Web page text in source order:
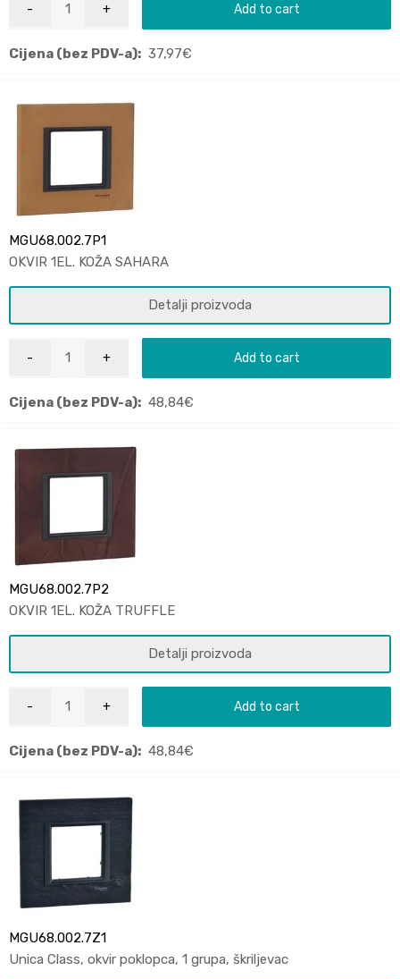
Add to cart
Cijena (bez PDV-a): 37,97€
MGU68.002.7P1
OKVIR 1EL. KOŽA SAHARA
Detalji proizvoda
Add to cart
Cijena (bez PDV-a): 48,84€
MGU68.002.7P2
OKVIR 1EL. KOŽA TRUFFLE
Detalji proizvoda
Add to cart
Cijena (bez PDV-a): 48,84€
MGU68.002.7Z1
Unica Class, okvir poklopca, 1 grupa, škriljevac